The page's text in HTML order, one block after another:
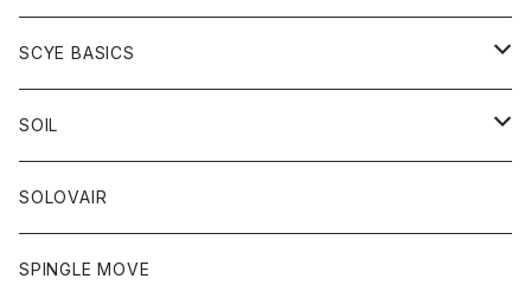
ベスト
ボトム
ワンピース
パーカー
Tシャツ
トップス
Tシャツ
トレーナー
ボトム
ショートパンツ
レディース
靴
アウター
カーディガン
コート
グッズ
ネクタイ
グローブ
アクセサリー
トップス
SCYE BASICS
ボトム
ジーンズ
チノパン
トップス
ポロシャツ
靴
SOIL
靴
ワンピース
SOLOVAIR
SPINGLE MOVE